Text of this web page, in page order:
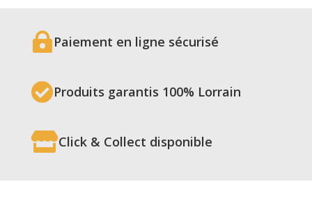
Paiement en ligne sécurisé
Produits garantis 100% Lorrain
Click & Collect disponible